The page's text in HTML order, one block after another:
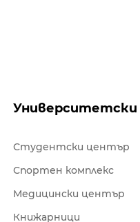
Университетски
Студентски център
Спортен комплекс
Медицински център
Книжарници